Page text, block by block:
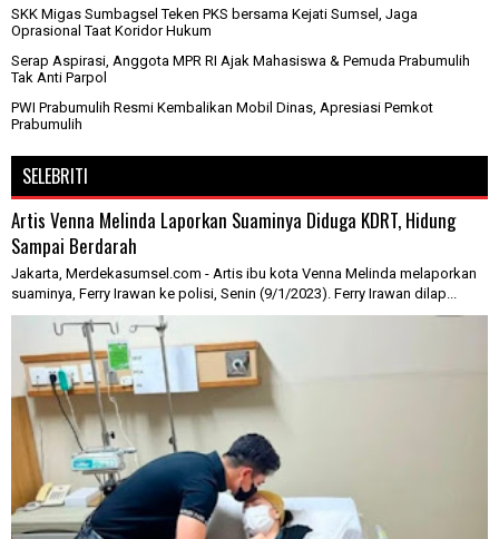
SKK Migas Sumbagsel Teken PKS bersama Kejati Sumsel, Jaga
Oprasional Taat Koridor Hukum
Serap Aspirasi, Anggota MPR RI Ajak Mahasiswa & Pemuda Prabumulih
Tak Anti Parpol
PWI Prabumulih Resmi Kembalikan Mobil Dinas, Apresiasi Pemkot
Prabumulih
SELEBRITI
Artis Venna Melinda Laporkan Suaminya Diduga KDRT, Hidung
Sampai Berdarah
Jakarta, Merdekasumsel.com - Artis ibu kota Venna Melinda melaporkan
suaminya, Ferry Irawan ke polisi, Senin (9/1/2023). Ferry Irawan dilap...